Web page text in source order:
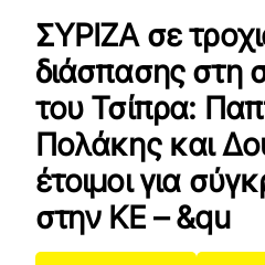
ΣΥΡΙΖΑ σε
διάσπασης στη
του Τσίπρα:
Πολάκης και
έτοιμοι για
στην ΚΕ – &qu